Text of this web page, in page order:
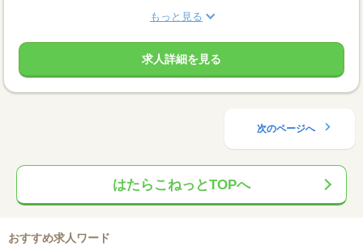
もっと見る
求人詳細を見る
次のページへ
はたらこねっとTOPへ
おすすめ求人ワード